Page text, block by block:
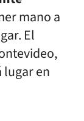
mano a
El
lugar en